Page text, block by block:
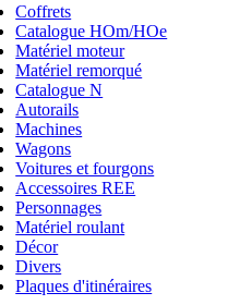
Coffrets
Catalogue HOm/HOe
Matériel moteur
Matériel remorqué
Catalogue N
Autorails
Machines
Wagons
Voitures et fourgons
Accessoires REE
Personnages
Matériel roulant
Décor
Divers
Plaques d'itinéraires